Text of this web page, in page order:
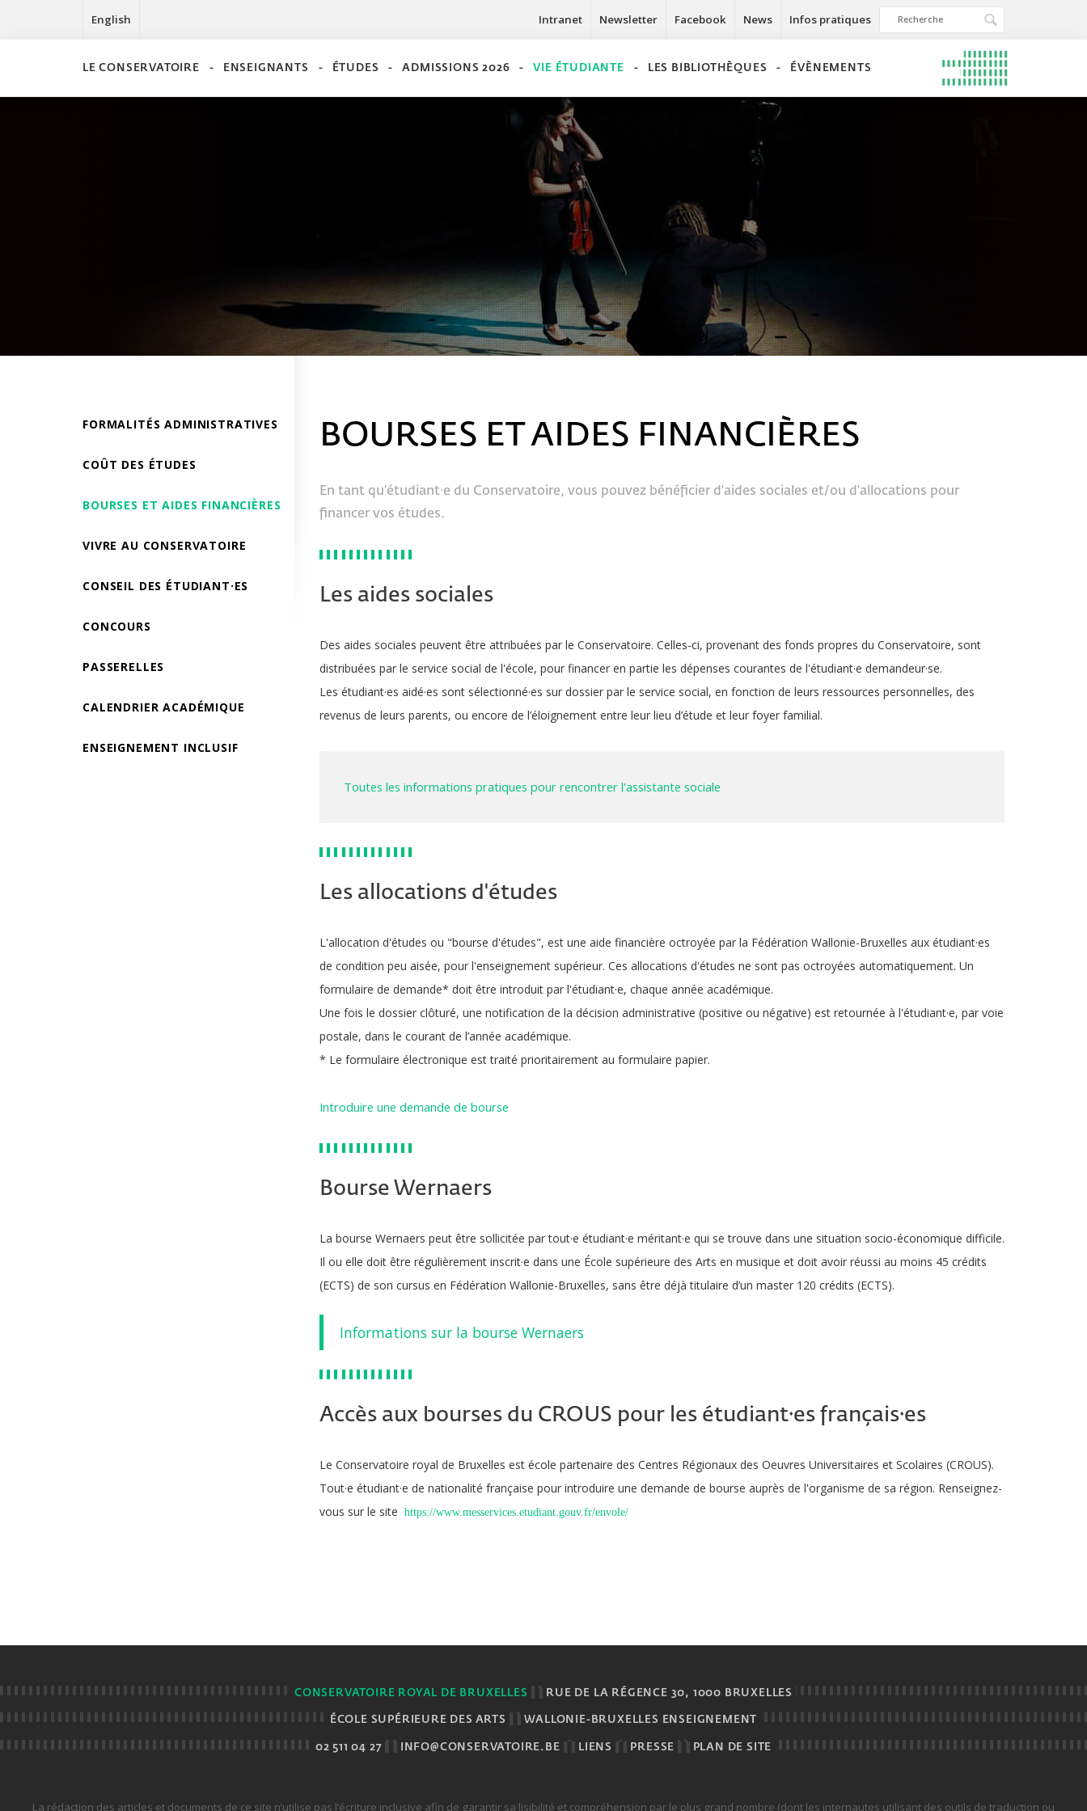
English Intranet Newsletter Facebook News Infos pratiques
LE CONSERVATOIRE ENSEIGNANTS ÉTUDES ADMISSIONS 2026 VIE ÉTUDIANTE LES BIBLIOTHÈQUES ÉVÈNEMENTS
FORMALITÉS ADMINISTRATIVES
COÛT DES ÉTUDES
BOURSES ET AIDES FINANCIÈRES
VIVRE AU CONSERVATOIRE
CONSEIL DES ÉTUDIANT·ES
CONCOURS
PASSERELLES
CALENDRIER ACADÉMIQUE
ENSEIGNEMENT INCLUSIF
BOURSES ET AIDES FINANCIÈRES
En tant qu’étudiant·e du Conservatoire, vous pouvez bénéficier d'aides sociales et/ou d'allocations pour
financer vos études.
Les aides sociales
Des aides sociales peuvent être attribuées par le Conservatoire. Celles-ci, provenant des fonds propres du Conservatoire, sont
distribuées par le service social de l'école, pour financer en partie les dépenses courantes de l'étudiant·e demandeur·se.
Les étudiant·es aidé·es sont sélectionné·es sur dossier par le service social, en fonction de leurs ressources personnelles, des
revenus de leurs parents, ou encore de l’éloignement entre leur lieu d’étude et leur foyer familial.
Toutes les informations pratiques pour rencontrer l'assistante sociale
Les allocations d'études
L'allocation d'études ou "bourse d'études", est une aide financière octroyée par la Fédération Wallonie-Bruxelles aux étudiant·es
de condition peu aisée, pour l'enseignement supérieur. Ces allocations d'études ne sont pas octroyées automatiquement. Un
formulaire de demande* doit être introduit par l'étudiant·e, chaque année académique.
Une fois le dossier clôturé, une notification de la décision administrative (positive ou négative) est retournée à l'étudiant·e, par voie
postale, dans le courant de l’année académique.
* Le formulaire électronique est traité prioritairement au formulaire papier.
Introduire une demande de bourse
Bourse Wernaers
La bourse Wernaers peut être sollicitée par tout·e étudiant·e méritant·e qui se trouve dans une situation socio-économique difficile.
Il ou elle doit être régulièrement inscrit·e dans une École supérieure des Arts en musique et doit avoir réussi au moins 45 crédits
(ECTS) de son cursus en Fédération Wallonie-Bruxelles, sans être déjà titulaire d’un master 120 crédits (ECTS).
Informations sur la bourse Wernaers
Accès aux bourses du CROUS pour les étudiant·es français·es
Le Conservatoire royal de Bruxelles est école partenaire des Centres Régionaux des Oeuvres Universitaires et Scolaires (CROUS).
Tout·e étudiant·e de nationalité française pour introduire une demande de bourse auprès de l'organisme de sa région. Renseignez-
vous sur le site https://www.messervices.etudiant.gouv.fr/envole/
CONSERVATOIRE ROYAL DE BRUXELLES RUE DE LA RÉGENCE 30, 1000 BRUXELLES
ÉCOLE SUPÉRIEURE DES ARTS WALLONIE-BRUXELLES ENSEIGNEMENT
02 511 04 27 INFO@CONSERVATOIRE.BE LIENS PRESSE PLAN DE SITE
La rédaction des articles et documents de ce site n’utilise pas l’écriture inclusive afin de garantir sa lisibilité et compréhension par le plus grand nombre (dont les internautes utilisant des outils de traduction ou